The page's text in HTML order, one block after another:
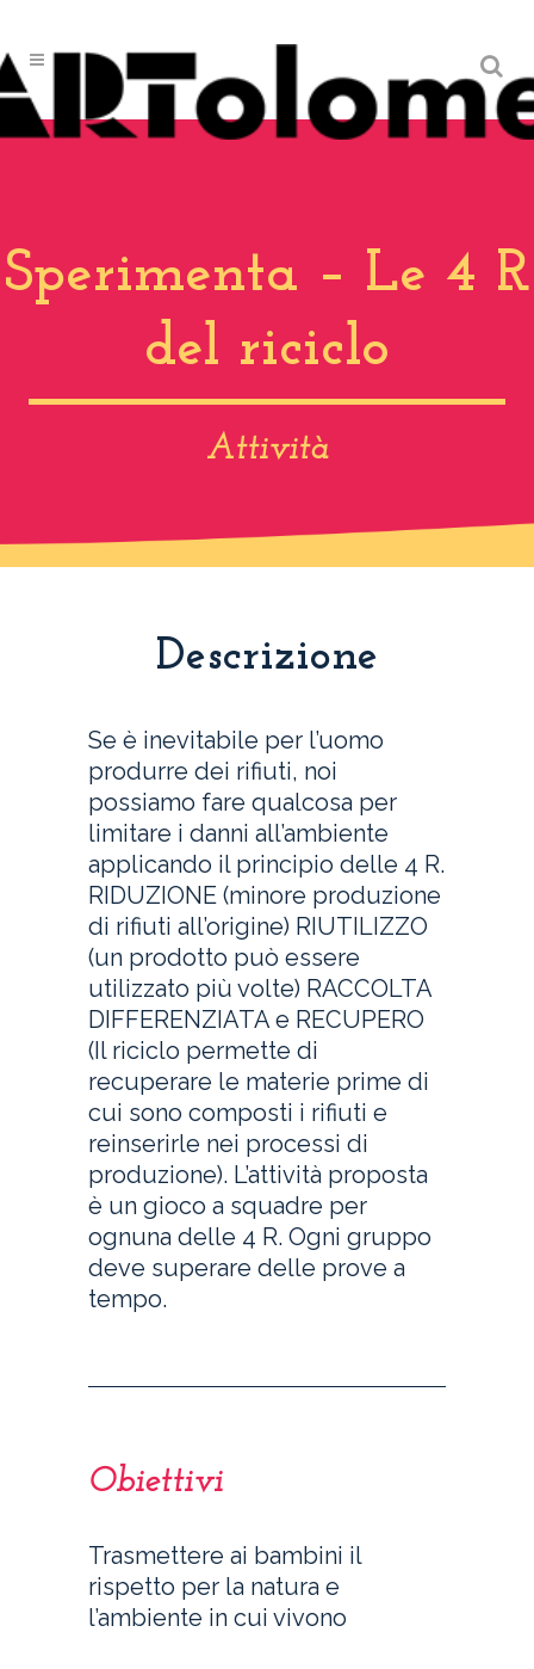
Sperimenta – Le 4 R
del riciclo
Attività
Descrizione
Se è inevitabile per l’uomo
produrre dei rifiuti, noi
possiamo fare qualcosa per
limitare i danni all’ambiente
applicando il principio delle 4 R.
RIDUZIONE (minore produzione
di rifiuti all’origine) RIUTILIZZO
(un prodotto può essere
utilizzato più volte) RACCOLTA
DIFFERENZIATA e RECUPERO
(Il riciclo permette di
recuperare le materie prime di
cui sono composti i rifiuti e
reinserirle nei processi di
produzione). L’attività proposta
è un gioco a squadre per
ognuna delle 4 R. Ogni gruppo
deve superare delle prove a
tempo.
Obiettivi
Trasmettere ai bambini il
rispetto per la natura e
l’ambiente in cui vivono